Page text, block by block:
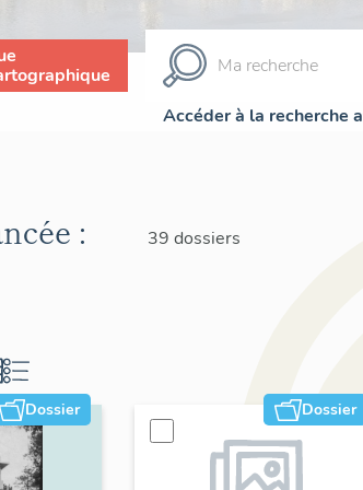
Accéder à la recherche
: 39 dossiers
Dossier Dossier